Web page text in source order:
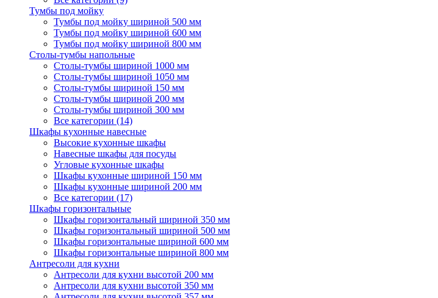
Тумбы под мойку
Тумбы под мойку шириной 500 мм
Тумбы под мойку шириной 600 мм
Тумбы под мойку шириной 800 мм
Столы-тумбы напольные
Столы-тумбы шириной 1000 мм
Столы-тумбы шириной 1050 мм
Столы-тумбы шириной 150 мм
Столы-тумбы шириной 200 мм
Столы-тумбы шириной 300 мм
Все категории (14)
Шкафы кухонные навесные
Высокие кухонные шкафы
Навесные шкафы для посуды
Угловые кухонные шкафы
Шкафы кухонные шириной 150 мм
Шкафы кухонные шириной 200 мм
Все категории (17)
Шкафы горизонтальные
Шкафы горизонтальный шириной 350 мм
Шкафы горизонтальный шириной 500 мм
Шкафы горизонтальные шириной 600 мм
Шкафы горизонтальные шириной 800 мм
Антресоли для кухни
Антресоли для кухни высотой 200 мм
Антресоли для кухни высотой 350 мм